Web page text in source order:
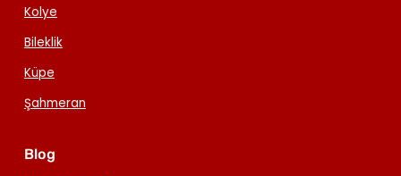
Kolye
Bileklik
Küpe
Şahmeran
Blog